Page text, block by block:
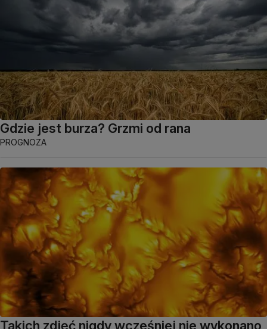
Gdzie jest burza? Grzmi od rana
PROGNOZA
Takich zdjęć nigdy wcześniej nie wykonano